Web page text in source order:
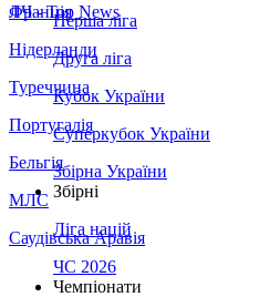
Франція
Нідерланди
Туреччина
Португалія
Бельгія
МЛС
Саудівська Аравія
ЛЧ - Top News
Перша ліга
Друга ліга
Кубок України
Суперкубок України
Збірна України
Збірні
Ліга націй
ЧС 2026
Чемпіонати